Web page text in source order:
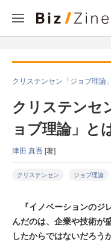
クリステンセン「ジョブ理論
クリステンセ
ョブ理論」と
津田 真吾[著]
クリステンセン ジョブ理論
『イノベーションのジ
んだのは、企業や技術が
したからではないだろう